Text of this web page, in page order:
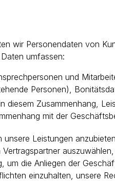
wir Personendaten von
umfassen:
und
Personen),
diesem Zusammenhang,
mit der
Leistungen
die Anliegen der
einzuhalten, unsere